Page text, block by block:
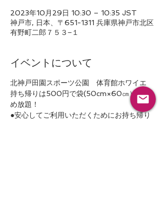
2023年10月29日 10:30 – 10:35 JST
神戸市, 日本、〒651-1311 兵庫県神戸市北区
有野町二郎７５３−１
イベントについて
北神戸田園スポーツ公園　体育館ホワイエ
持ち帰りは500円で袋(50cm×60㎝）につ
め放題！
●安心してご利用いただくためにお持ち帰り